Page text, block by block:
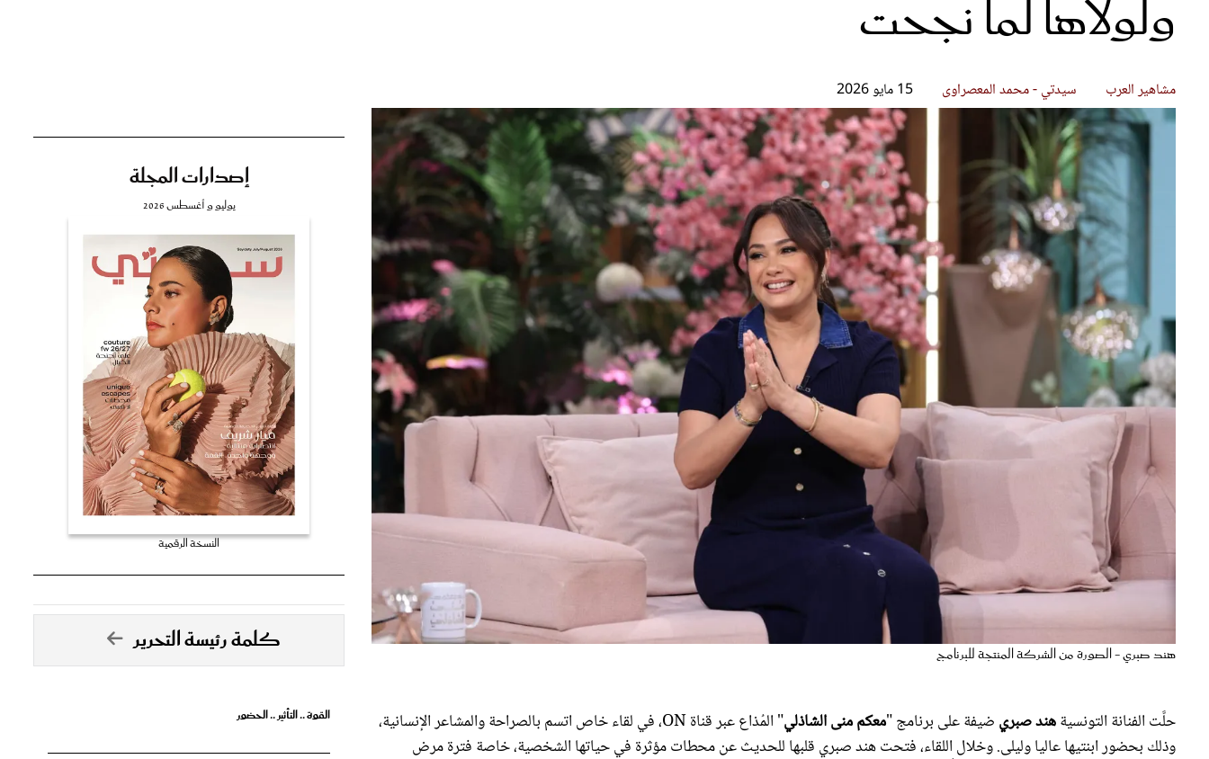
ولولاها لما نجحت
مشاهير العرب سيدتي - محمد المعصراوى 15 مايو 2026
هند صبري - الصورة من الشركة المنتجة للبرنامج
حلَّت الفنانة التونسيةهند صبري ضيفة على برنامج "معكم منى الشاذلي
" المُذاع عبر قناة ON، في لقاء خاص اتسم بالصراحة والمشاعر الإنسانية،
وذلك بحضور ابنتيها عاليا وليلى. وخلال اللقاء، فتحت هند صبري قلبها للحديث عن محطات مؤثرة في حياتها الشخصية، خاصة فترة مرض
إصدارات المجلة
يوليو و أغسطس 2026
النسخة الرقمية
كلمة رئيسة التحرير
القوة .. التأثير .. الحضور
قصص ملهمة
شباب وبنات
مجلة سيدتي
غلاف رفمي